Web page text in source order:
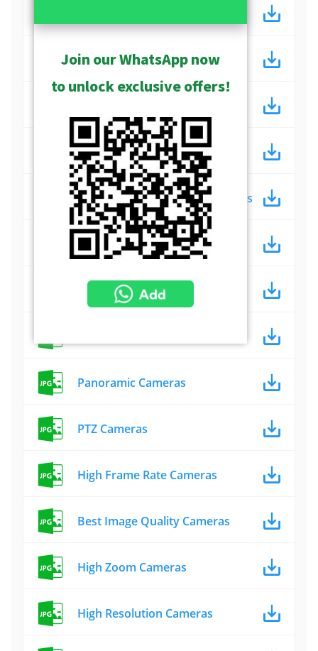
Covert Cameras
Anti-Corrosion Cameras
Extended Temperature Cameras
ALPR Cameras
AI Cameras
Panoramic Cameras
PTZ Cameras
High Frame Rate Cameras
Best Image Quality Cameras
High Zoom Cameras
High Resolution Cameras
Join our WhatsApp now
to unlock exclusive offers!